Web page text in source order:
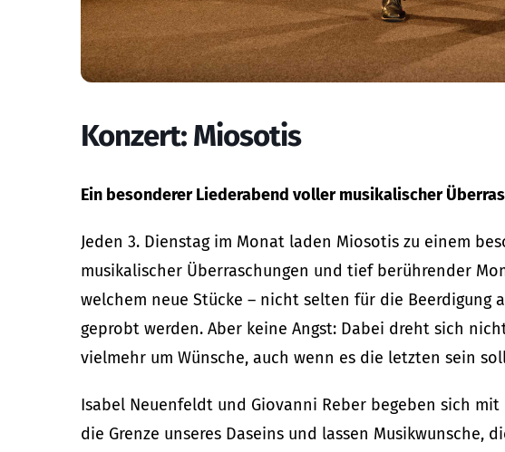
Konzert: Miosotis
Ein besonderer Liederabend voller musikalischer
Jeden 3. Dienstag im Monat laden Miosotis zu einem
musikalischer Überraschungen und tief berührender
welchem neue Stücke – nicht selten für die Beerdigung
geprobt werden. Aber keine Angst: Dabei dreht sich
vielmehr um Wünsche, auch wenn es die letzten sein
Isabel Neuenfeldt und Giovanni Reber begeben sich mit
die Grenze unseres Daseins und lassen Musikwunsche,